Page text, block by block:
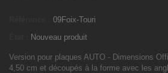
09Foix-Touri
Nouveau produit
Version pour plaques AUTO - Dimensions
4,50 cm et découpés à la forme avec les